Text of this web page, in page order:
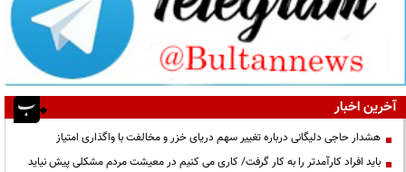
آخرین اخبار
هشدار حاجی دلیگانی درباره تغییر سهم دریای خزر و مخالفت با واگذاری امتیاز
باید افراد کارآمدتر را به کار گرفت/ کاری می کنیم در معیشت مردم مشکلی پیش نیاید